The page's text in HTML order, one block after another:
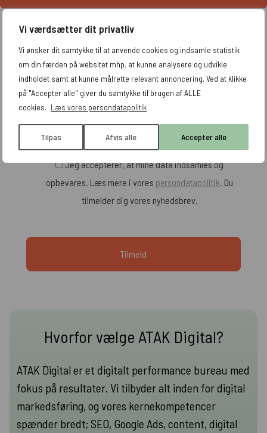
Vi værdsætter dit privatliv
Vi ønsker dit samtykke til at anvende cookies og indsamle statistik
om din færden på websitet mhp. at kunne analysere og udvikle
indholdet samt at kunne målrette relevant annoncering. Ved at klikke
på "Accepter alle" giver du samtykke til brugen af ALLE
cookies. Læs vores persondatapolitik
Tilpas Afvis alle Accepter alle
Jeg accepterer, at mine data indsamles og
opbevares. Læs mere i vores persondatapolitik. Du
tilmelder dig vores nyhedsbrev.
Hvorfor vælge ATAK Digital?
ATAK Digital er et digitalt performance bureau med
fokus på resultater. Vi tilbyder alt inden for digital
markedsføring, og vores kernekompetencer
spænder bredt; SEO, Google Ads, content, digital